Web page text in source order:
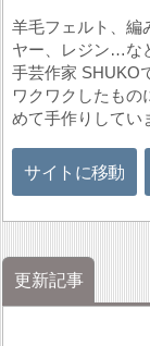
羊毛フェルト、編
ヤー、レジン…な
手芸作家 SHUKO
ワクワクしたもの
めて手作りして
サイトに移動
更新記事